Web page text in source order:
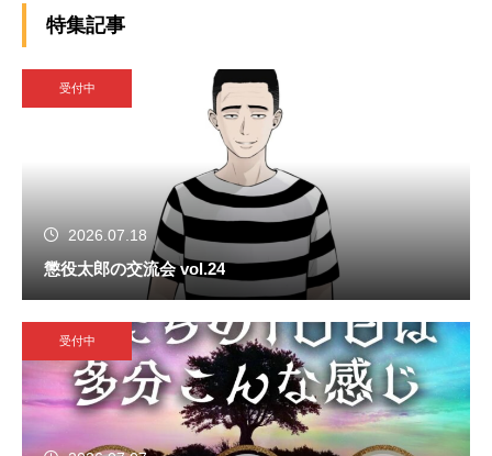
特集記事
受付中
2026.07.18
懲役太郎の交流会 vol.24
受付中